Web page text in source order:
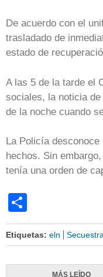
De acuerdo con el
trasladado de
estado de
A las 5 de la tarde el
sociales, la noticia
de la noche cuando
La Policía
hechos. Sin
tenía una orden de
Etiquetas: eln
MÁS LEÍDO